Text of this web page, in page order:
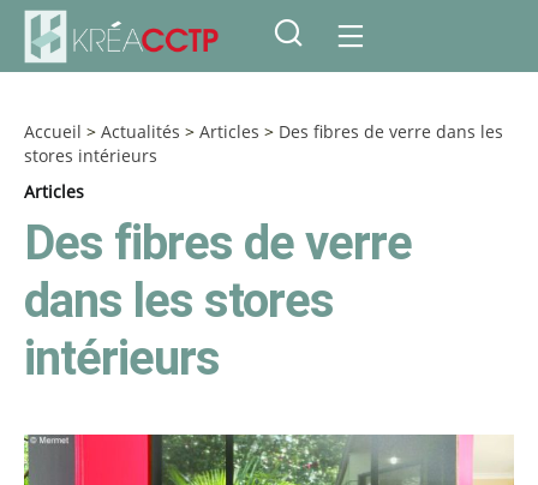
Accueil > Actualités > Articles > Des fibres de verre dans les
stores intérieurs
Articles
Des fibres de verre
dans les stores
intérieurs